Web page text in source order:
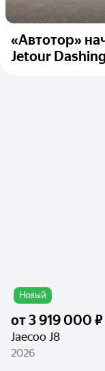
«Автотор»
Jetour
Новый
от3 919 000 ₽
Jaecoo J8
2026